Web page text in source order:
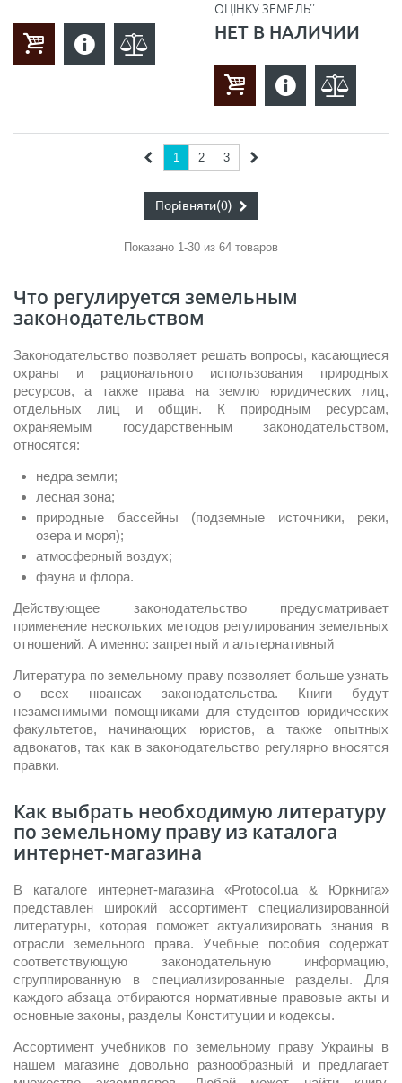
ОЦІНКУ ЗЕМЕЛЬ''
НЕТ В НАЛИЧИИ
Показано 1-30 из 64 товаров
1 2 3
Порівняти(0)
Что регулируется земельным
законодательством
Законодательство позволяет решать вопросы, касающиеся
охраны и рационального использования природных
ресурсов, а также права на землю юридических лиц,
отдельных лиц и общин. К природным ресурсам,
охраняемым государственным законодательством,
относятся:
недра земли;
лесная зона;
природные бассейны (подземные источники, реки,
озера и моря);
атмосферный воздух;
фауна и флора.
Действующее законодательство предусматривает
применение нескольких методов регулирования земельных
отношений. А именно: запретный и альтернативный
Литература по земельному праву позволяет больше узнать
о всех нюансах законодательства. Книги будут
незаменимыми помощниками для студентов юридических
факультетов, начинающих юристов, а также опытных
адвокатов, так как в законодательство регулярно вносятся
правки.
Как выбрать необходимую литературу
по земельному праву из каталога
интернет-магазина
В каталоге интернет-магазина «Protocol.ua & Юркнига»
представлен широкий ассортимент специализированной
литературы, которая поможет актуализировать знания в
отрасли земельного права. Учебные пособия содержат
соответствующую законодательную информацию,
сгруппированную в специализированные разделы. Для
каждого абзаца отбираются нормативные правовые акты и
основные законы, разделы Конституции и кодексы.
Ассортимент учебников по земельному праву Украины в
нашем магазине довольно разнообразный и предлагает